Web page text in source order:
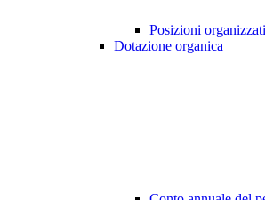
Posizioni
Dotazione organica